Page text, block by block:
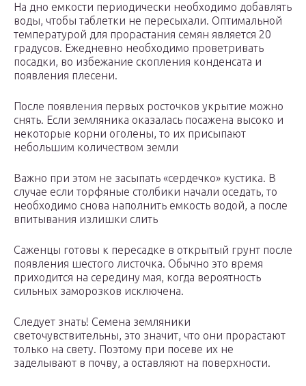
На дно емкости периодически необходимо добавлять
воды, чтобы таблетки не пересыхали. Оптимальной
температурой для прорастания семян является 20
градусов. Ежедневно необходимо проветривать
посадки, во избежание скопления конденсата и
появления плесени.
После появления первых росточков укрытие можно
снять. Если земляника оказалась посажена высоко и
некоторые корни оголены, то их присыпают
небольшим количеством земли
Важно при этом не засыпать «сердечко» кустика. В
случае если торфяные столбики начали оседать, то
необходимо снова наполнить емкость водой, а после
впитывания излишки слить
Саженцы готовы к пересадке в открытый грунт после
появления шестого листочка. Обычно это время
приходится на середину мая, когда вероятность
сильных заморозков исключена.
Следует знать! Семена земляники
светочувствительны, это значит, что они прорастают
только на свету. Поэтому при посеве их не
заделывают в почву, а оставляют на поверхности.